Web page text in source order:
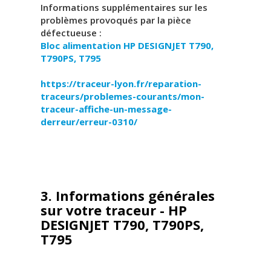
Informations supplémentaires sur les
problèmes provoqués par la pièce
défectueuse :
Bloc alimentation HP DESIGNJET T790,
T790PS, T795
https://traceur-lyon.fr/reparation-
traceurs/problemes-courants/mon-
traceur-affiche-un-message-
derreur/erreur-0310/
3. Informations générales
sur votre traceur - HP
DESIGNJET T790, T790PS,
T795